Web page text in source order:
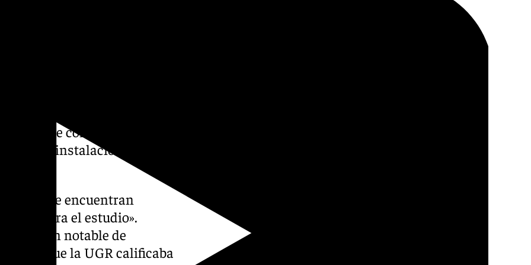
hacia el modelo de tarjeta
casi sin previo aviso, se ha
y esto les ha
lo que consideran que
y otras instalaciones de la
estudio se encuentran
para el estudio».
notable de
que la UGR calificaba